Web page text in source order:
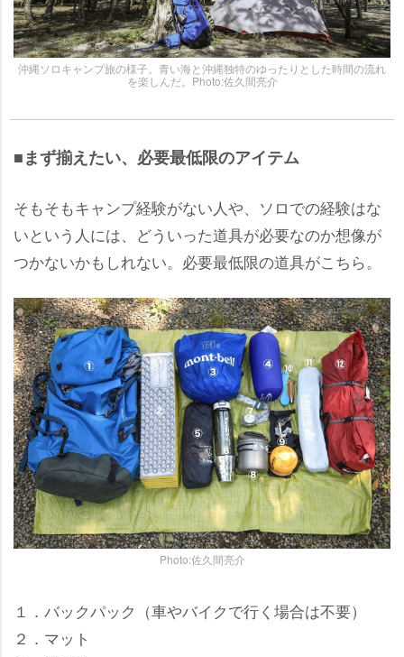
沖縄ソロキャンプ旅の様子。青い海と沖縄独特のゆったりとした時間の流れ
を楽しんだ。Photo:佐久間亮介
■まず揃えたい、必要最低限のアイテム
そもそもキャンプ経験がない人や、ソロでの経験はな
いという人には、どういった道具が必要なのか想像が
つかないかもしれない。必要最低限の道具がこちら。
Photo:佐久間亮介
１．バックパック（車やバイクで行く場合は不要）
２．マット